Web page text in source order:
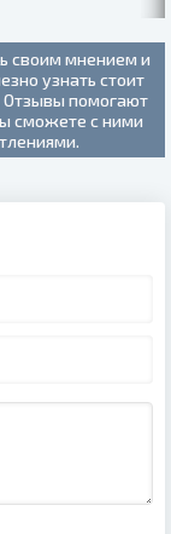
своим мнением и
узнать стоит
Отзывы помогают
сможете с ними